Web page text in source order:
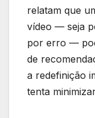
relatam que
vídeo — seja
por erro —
de
a redefinição
tenta